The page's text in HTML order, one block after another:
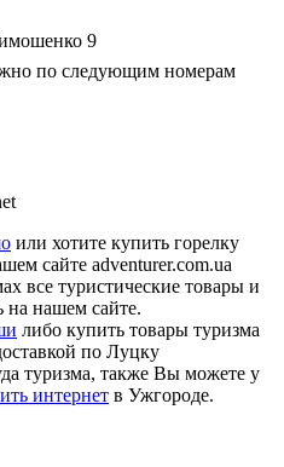
9
по следующим номерам
79-39
или хотите купить горелку
сайте adventurer.com.ua
все туристические товары и
на нашем сайте.
либо купить товары туризма
по Луцку
туризма, также Вы можете у
интернет в Ужгороде.